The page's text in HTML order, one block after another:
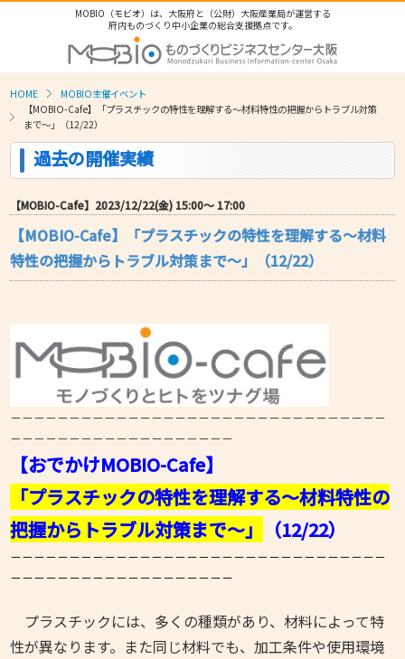
MOBIO（モビオ）は、大阪府と（公財）大阪産業局が運営する
府内ものづくり中小企業の総合支援拠点です。
HOME
MOBIO主催イベント
【MOBIO-Cafe】「プラスチックの特性を理解する～材料特性の把握からトラブル対策
まで～」（12/22）
過去の開催実績
【MOBIO-Cafe】2023/12/22(金) 15:00〜 17:00
【MOBIO-Cafe】「プラスチックの特性を理解する～材料
特性の把握からトラブル対策まで～」（12/22）
－－－－－－－－－－－－－－－－－－－－－－－－－－－－－－－－
－－－－－－－－－－－－－－－－－－－
【おでかけMOBIO-Cafe】
「プラスチックの特性を理解する～材料特性の
把握からトラブル対策まで～」 （12/22）
－－－－－－－－－－－－－－－－－－－－－－－－－－－－－－－－
－－－－－－－－－－－－－－－－－－－
プラスチックには、多くの種類があり、材料によって特
性が異なります。また同じ材料でも、加工条件や使用環境